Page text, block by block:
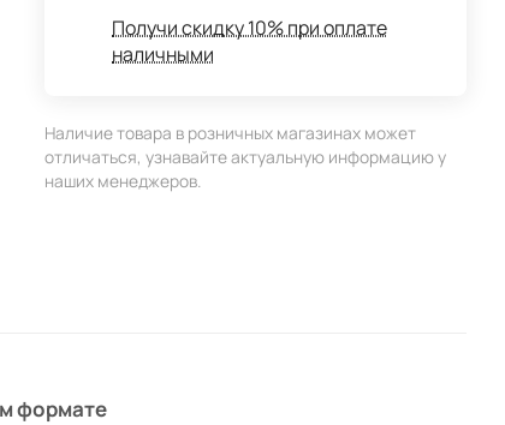
Получи скидку 10% при оплате
наличными
Наличие товара в розничных магазинах может
отличаться, узнавайте актуальную информацию у
наших менеджеров.
формате